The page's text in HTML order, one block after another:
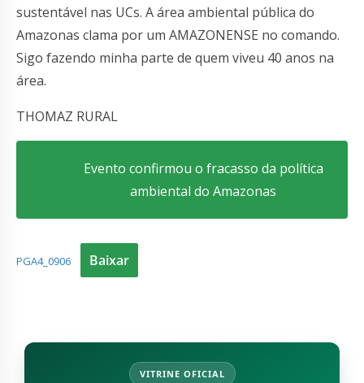
sustentável nas UCs. A área ambiental pública do
Amazonas clama por um AMAZONENSE no comando.
Sigo fazendo minha parte de quem viveu 40 anos na
área.
THOMAZ RURAL
Evento confirmou o fracasso da política
ambiental do Amazonas
PGA4_0906 Baixar
VITRINE OFICIAL